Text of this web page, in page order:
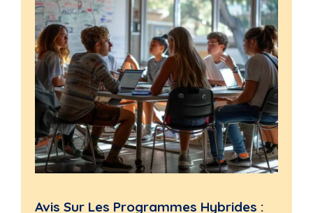
Avis Sur Les Programmes Hybrides :